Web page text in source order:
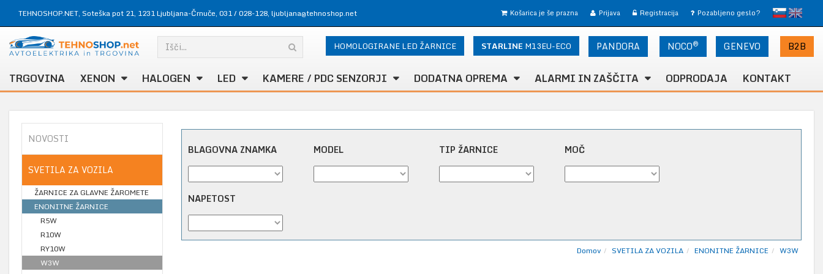
TEHNOSHOP.NET, Soteška pot 21, 1231 Ljubljana-Črnuče, 031 / 028-128, ljubljana@tehnoshop.net slovensko
English
Prijava Registracija Pozabljeno geslo?
Košarica je še prazna
PANDORA NOCO® GENEVO B2B
STARLINE M13EU-ECO
HOMOLOGIRANE LED ŽARNICE
TRGOVINA XENON HALOGEN LED KAMERE / PDC SENZORJI DODATNA OPREMA ALARMI IN ZAŠČITA ODPRODAJA KONTAKT
NOVOSTI
SVETILA ZA VOZILA
ŽARNICE ZA GLAVNE ŽAROMETE
ENONITNE ŽARNICE
R5W
R10W
RY10W
W3W
BLAGOVNA ZNAMKA MODEL TIP ŽARNICE MOČ
NAPETOST
Domov SVETILA ZA VOZILA ENONITNE ŽARNICE W3W